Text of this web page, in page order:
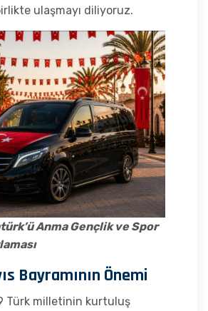
ulaşmayı diliyoruz.
Anma Gençlik ve Spor
Bayramının Önemi
Türk milletinin kurtuluş